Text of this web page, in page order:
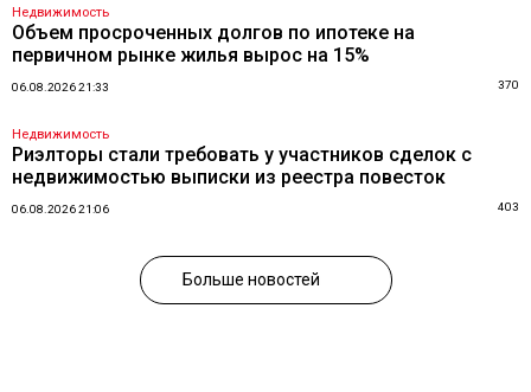
Недвижимость
Объем просроченных долгов по ипотеке на
первичном рынке жилья вырос на 15%
06.08.2026 21:33 370
Недвижимость
Риэлторы стали требовать у участников сделок с
недвижимостью выписки из реестра повесток
06.08.2026 21:06 403
Больше новостей